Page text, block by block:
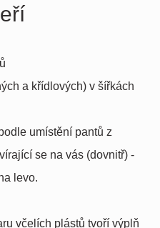
a křídlových) v šířkách
umístění pantů z
se na vás (dovnitř) -
levo.
včelích plástů tvoří výplň